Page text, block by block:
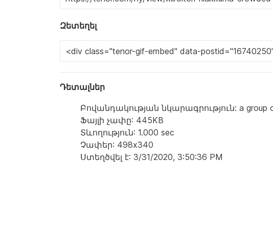
Զետեղել
Դետալներ
Բովանդակության նկարագրություն: a group
Ֆայլի չափը: 445KB
Տևողություն: 1.000 sec
Չափեր: 498x340
Ստեղծվել է: 3/31/2020, 3:50:36 PM